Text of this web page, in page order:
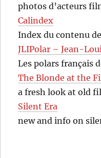
photos d’acteurs
Calindex
Index du contenu
JLIPolar – Jean-
Les polars français
The Blonde at the
a fresh look at old
Silent Era
new and info on